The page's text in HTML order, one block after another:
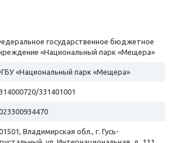
государственное бюджетное
«Национальный парк «Мещера»
«Национальный парк «Мещера»
331401001
Владимирская обл., г. Гусь-